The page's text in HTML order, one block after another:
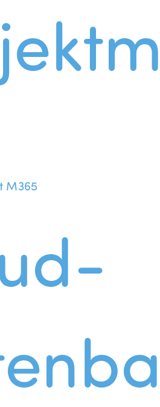
M365